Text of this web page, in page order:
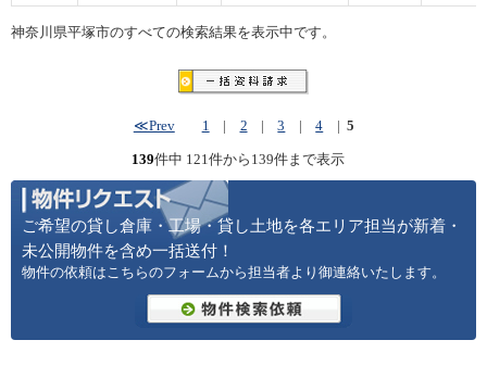
神奈川県平塚市のすべての検索結果を表示中です。
≪Prev 1 | 2 | 3 | 4 | 5
139件中 121件から139件まで表示
ご希望の貸し倉庫・工場・貸し土地を各エリア担当が新着・
未公開物件を含め一括送付！
物件の依頼はこちらのフォームから担当者より御連絡いたします。